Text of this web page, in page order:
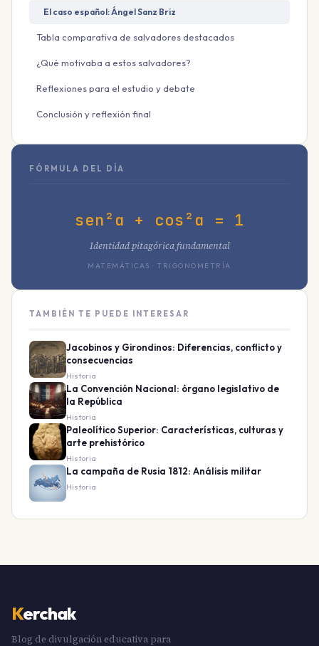
El caso español: Ángel Sanz Briz
Tabla comparativa de salvadores destacados
¿Qué motivaba a estos salvadores?
Reflexiones para el estudio y debate
Conclusión y reflexión final
FÓRMULA DEL DÍA
sen²α + cos²α = 1
Identidad pitagórica fundamental
MATEMÁTICAS · TRIGONOMETRÍA
TAMBIÉN TE PUEDE INTERESAR
Jacobinos y Girondinos: Diferencias, conflicto y
consecuencias
Historia
La Convención Nacional: órgano legislativo de
la República
Historia
Paleolítico Superior: Características, culturas y
arte prehistórico
Historia
La campaña de Rusia 1812: Análisis militar
Historia
Kerchak
Blog de divulgación educativa para